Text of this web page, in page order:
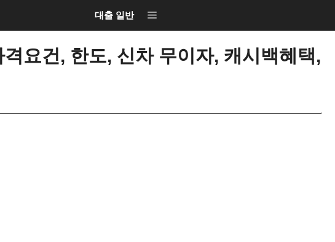
대출 일반
요건, 한도, 신차 무이자, 캐시백혜택,